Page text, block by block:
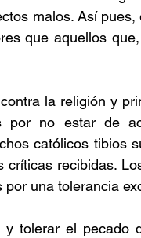
malos. Así
que aquellos
la religión y
por no estar de
católicos tibios
recibidas.
una tolerancia
y tolerar el pecado